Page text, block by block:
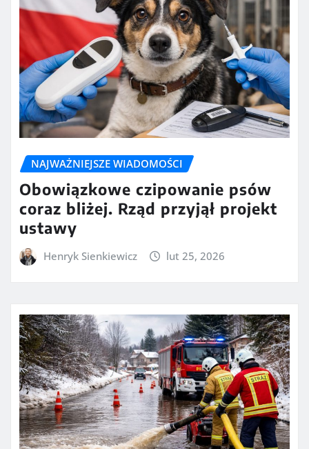
NAJWAŻNIEJSZE WIADOMOŚCI
Obowiązkowe czipowanie psów
coraz bliżej. Rząd przyjął projekt
ustawy
Henryk Sienkiewicz lut 25, 2026